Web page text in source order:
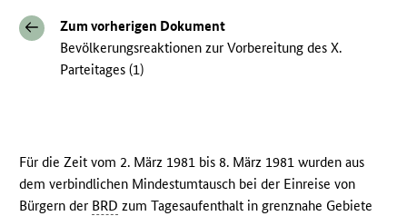
Zum vorherigen Dokument
Bevölkerungsreaktionen zur Vorbereitung des X.
Parteitages (1)
Für die Zeit vom 2. März 1981 bis 8. März 1981 wurden aus
dem verbindlichen Mindestumtausch bei der Einreise von
Bürgern der BRD zum Tagesaufenthalt in grenznahe Gebiete